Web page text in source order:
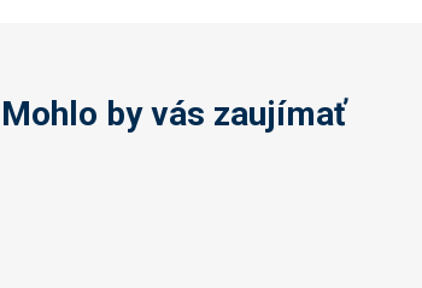
Mohlo by vás zaujímať